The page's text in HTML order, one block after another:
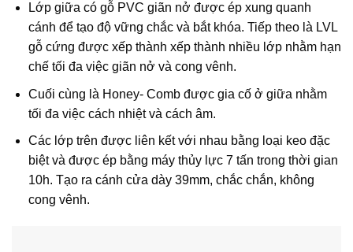
Lớp giữa có gỗ PVC giãn nở được ép xung quanh
cánh để tạo độ vững chắc và bắt khóa. Tiếp theo là LVL
gỗ cứng được xếp thành xếp thành nhiều lớp nhằm hạn
chế tối đa việc giãn nở và cong vênh.
Cuối cùng là Honey- Comb được gia cố ở giữa nhằm
tối đa việc cách nhiệt và cách âm.
Các lớp trên được liên kết với nhau bằng loại keo đặc
biệt và được ép bằng máy thủy lực 7 tấn trong thời gian
10h. Tạo ra cánh cửa dày 39mm, chắc chắn, không
cong vênh.